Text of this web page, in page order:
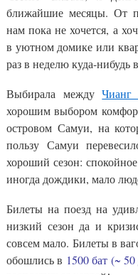
ближайшие месяцы. От
нам пока не хочется, а
в уютном домике или
раз в неделю куда-нибудь
Выбирала между
хорошим выбором
островом Самуи, на
пользу Самуи
хороший сезон:
иногда дождики, мало
Билеты на поезд на
низкий сезон да и
совсем мало. Билеты в
обошлись в 1500 бат (~